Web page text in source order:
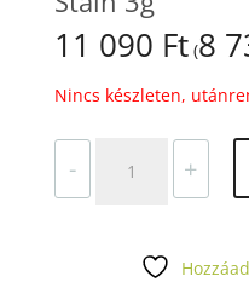
11 090 Ft (8
Nincs készleten,
- +